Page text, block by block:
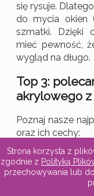
Strona korzysta z
zgodnie z Polityką
przechowywania lub
się rysuje.
do mycia okien
szmatki. Dzięki
mieć pewność,
wygląd na długo.
Top 3:
akrylowego
Poznaj nasze
oraz ich cechy: